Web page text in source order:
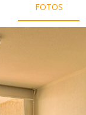
FOTOS